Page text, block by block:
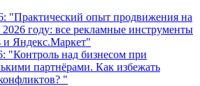
"Практический опыт продвижения на
2026 году: все рекламные инструменты
и Яндекс.Маркет"
"Контроль над бизнесом при
партнёрами. Как избежать
"